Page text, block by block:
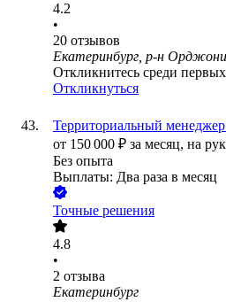
4.2
•
20 отзывов
Екатеринбург, р-н
Откликнитесь среди первых
Откликнуться
Территориальный
от 150 000 ₽ за месяц, на
Без опыта
Выплаты: Два раза в месяц
Точные решения
4.8
•
2 отзыва
Екатеринбург